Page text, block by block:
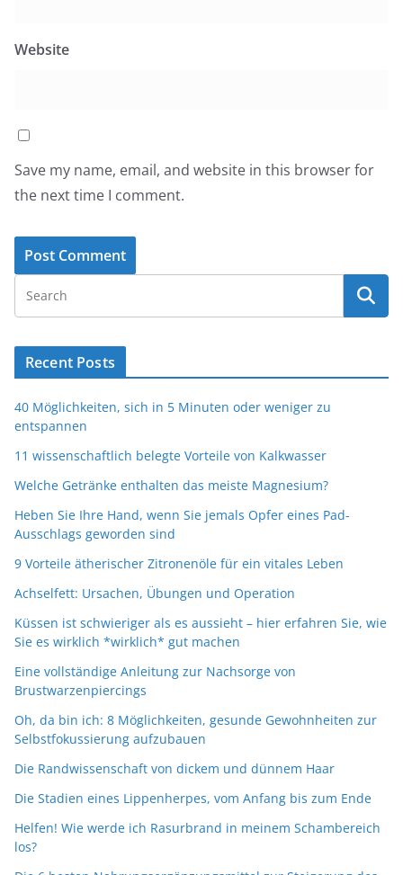
Website
Save my name, email, and website in this browser for
the next time I comment.
Recent Posts
40 Möglichkeiten, sich in 5 Minuten oder weniger zu
entspannen
11 wissenschaftlich belegte Vorteile von Kalkwasser
Welche Getränke enthalten das meiste Magnesium?
Heben Sie Ihre Hand, wenn Sie jemals Opfer eines Pad-
Ausschlags geworden sind
9 Vorteile ätherischer Zitronenöle für ein vitales Leben
Achselfett: Ursachen, Übungen und Operation
Küssen ist schwieriger als es aussieht – hier erfahren Sie, wie
Sie es wirklich *wirklich* gut machen
Eine vollständige Anleitung zur Nachsorge von
Brustwarzenpiercings
Oh, da bin ich: 8 Möglichkeiten, gesunde Gewohnheiten zur
Selbstfokussierung aufzubauen
Die Randwissenschaft von dickem und dünnem Haar
Die Stadien eines Lippenherpes, vom Anfang bis zum Ende
Helfen! Wie werde ich Rasurbrand in meinem Schambereich
los?